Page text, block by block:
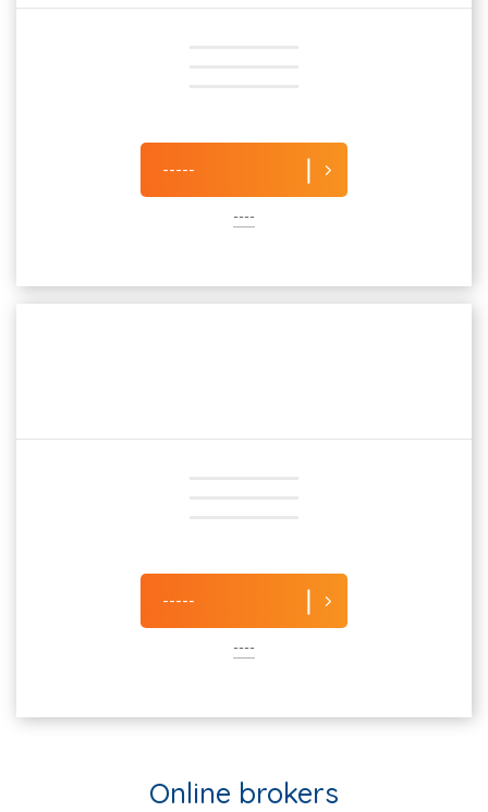
-----
----
-----
----
Online brokers